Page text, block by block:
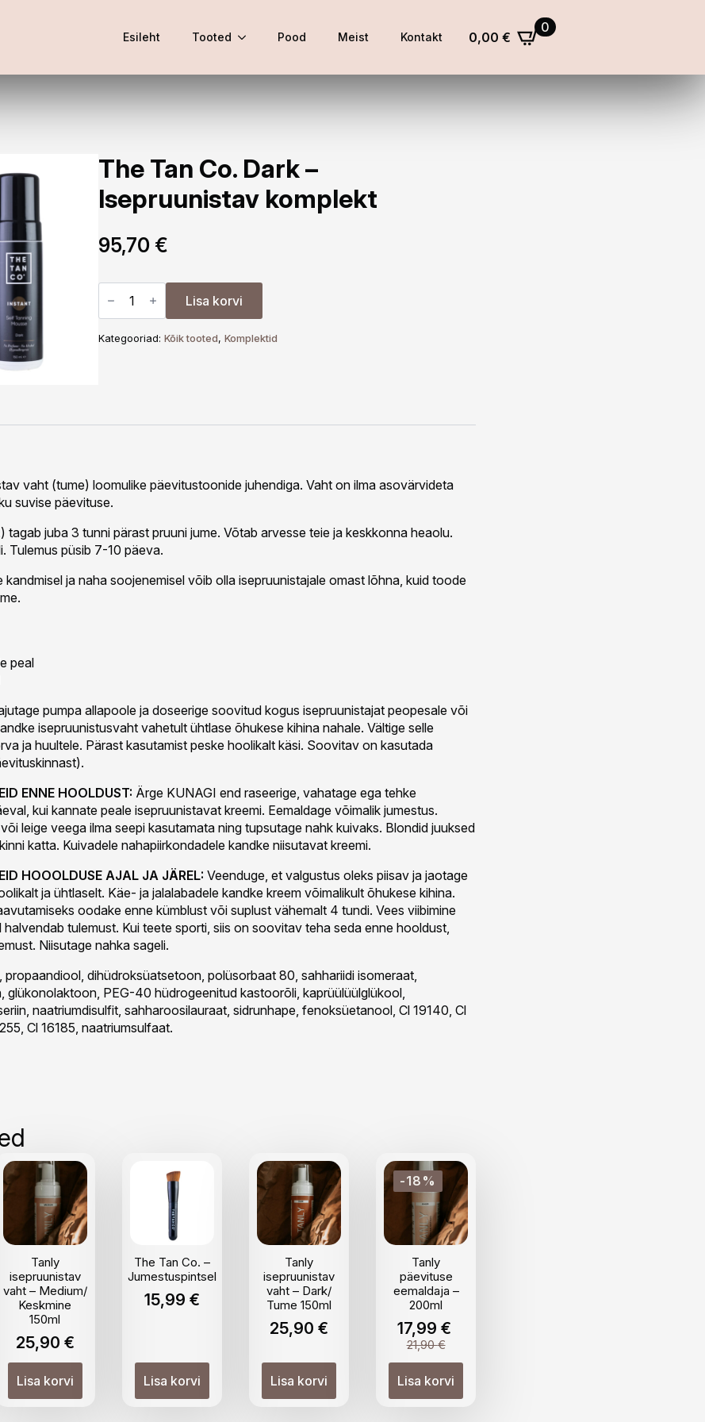
Esileht Tooted Pood Meist Kontakt 0,00 €
0
The Tan Co. Dark –
Isepruunistav komplekt
95,70€
The
Tan
Co.
-
Lisa korvi
Kategooriad:Kõik tooted,Komplektid
vaht (tume) loomulike päevitustoonide juhendiga. Vaht on ilma asovärvideta
suvise päevituse.
tagab juba 3 tunni pärast pruuni jume. Võtab arvesse teie ja keskkonna heaolu.
Tulemus püsib 7-10 päeva.
kandmisel ja naha soojenemisel võib olla isepruunistajale omast lõhna, kuid toode
peal
pumpa allapoole ja doseerige soovitud kogus isepruunistajat peopesale või
isepruunistusvaht vahetult ühtlase õhukese kihina nahale. Vältige selle
ja huultele. Pärast kasutamist peske hoolikalt käsi. Soovitav on kasutada
ENNE HOOLDUST: Ärge KUNAGI end raseerige, vahatage ega tehke
kui kannate peale isepruunistavat kreemi. Eemaldage võimalik jumestus.
leige veega ilma seepi kasutamata ning tupsutage nahk kuivaks. Blondid juuksed
katta. Kuivadele nahapiirkondadele kandke niisutavat kreemi.
HOOOLDUSE AJAL JA JÄREL: Veenduge, et valgustus oleks piisav ja jaotage
ja ühtlaselt. Käe- ja jalalabadele kandke kreem võimalikult õhukese kihina.
oodake enne kümblust või suplust vähemalt 4 tundi. Vees viibimine
tulemust. Kui teete sporti, siis on soovitav teha seda enne hooldust,
Niisutage nahka sageli.
propaandiool, dihüdroksüatsetoon, polüsorbaat 80, sahhariidi isomeraat,
glükonolaktoon, PEG-40 hüdrogeenitud kastoorõli, kaprüülüülglükool,
naatriumdisulfit, sahharoosilauraat, sidrunhape, fenoksüetanool, Cl 19140, Cl
Cl 16185, naatriumsulfaat.
Tanly
isepruunistav
vaht – Medium/
Keskmine
150ml
25,90 €
Lisa korvi
The Tan Co. –
Jumestuspintsel
15,99 €
Lisa korvi
Tanly
isepruunistav
vaht – Dark/
Tume 150ml
25,90€
Lisa korvi
-18%
Tanly
päevituse
eemaldaja –
200ml
21,90€
Algne
hind
oli:
21,90 €.
17,99 €
Praegune
hind
on:
17,99 €.
Lisa korvi